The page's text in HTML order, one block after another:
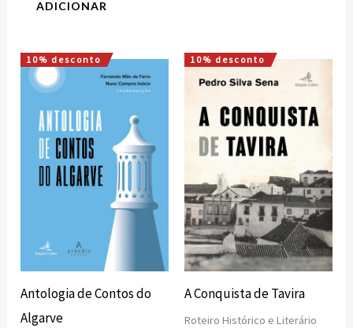
ADICIONAR
10% desconto
Antologia de Contos do
Algarve
O
preço
era:
15,00 €.
O
preço
atual
é:
13,50 €.
10% desconto
A Conquista de Tavira
Roteiro Histórico e Literário
O
preço
era:
18,00 €.
O
preço
é:
16,20 €.